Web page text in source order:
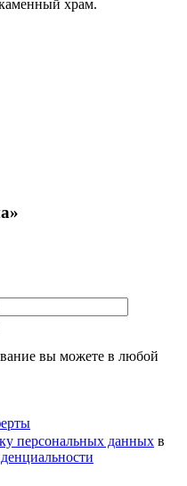
храм.
вы можете в любой
персональных данных в